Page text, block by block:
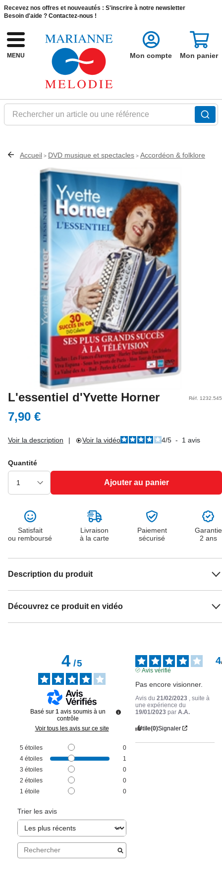
Recevez nos offres et nouveautés : S'inscrire à notre newsletter
Besoin d'aide ? Contactez-nous !
MENU
Rechercher un article ou une référence
Mon compte Mon panier
Accueil > DVD musique et spectacles > Accordéon & folklore
L'essentiel d'Yvette Horner Réf. 1232.545
7,90 €
Voir la description | Voir la vidéo 4/5 - 1 avis
Quantité
Ajouter au panier
Satisfait
ou remboursé
Livraison
à la carte
Paiement
sécurisé
Garantie
2 ans
Description du produit
Découvrez ce produit en vidéo
4/5
Basé sur 1 avis soumis à un
contrôle
Voir tous les avis sur ce site
5 étoiles
0
4 étoiles
1
3 étoiles
0
2 étoiles
0
1 étoile 0
Trier les avis
4
Avis vérifié
Pas encore visionner.
Avis du21/02/2023
, suite à
une expérience du
19/01/2023 parA.A.
Utile(0)Signaler